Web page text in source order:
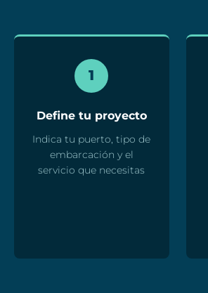
1
Define tu proyecto
Indica tu puerto, tipo de
embarcación y el
servicio que necesitas